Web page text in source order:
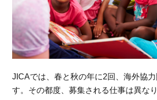
JICAでは、春と秋の年に2回、海外協力
す。その都度、募集される仕事は異なり